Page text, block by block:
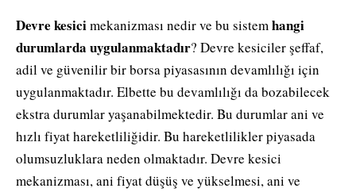
Devre kesicimekanizması nedir ve bu sistemhangi
durumlarda uygulanmaktadır? Devre kesiciler şeffaf,
adil ve güvenilir bir borsa piyasasının devamlılığı için
uygulanmaktadır. Elbette bu devamlılığı da bozabilecek
ekstra durumlar yaşanabilmektedir. Bu durumlar ani ve
hızlı fiyat hareketliliğidir. Bu hareketlilikler piyasada
olumsuzluklara neden olmaktadır. Devre kesici
mekanizması, ani fiyat düşüş ve yükselmesi, ani ve